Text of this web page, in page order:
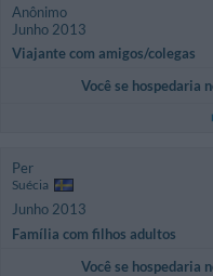
Anônimo
Junho 2013
Viajante com amigos/colegas
Você se hospedaria
Per
Suécia
Junho 2013
Família com filhos adultos
Você se hospedaria